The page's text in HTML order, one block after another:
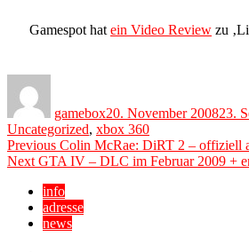
Gamespot hat ein Video Review zu
gamebox20. November 200823.
Uncategorized, xbox 360
Beitragsnavigation
Previous Previous
post:
Colin McRae: DiRT 2 – offiziell
Next Next
GTA IV – DLC im Februar 2009 +
info
adresse
news